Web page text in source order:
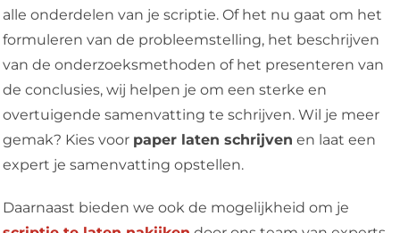
alle onderdelen van je scriptie. Of het nu gaat om het
formuleren van de probleemstelling, het beschrijven
van de onderzoeksmethoden of het presenteren van
de conclusies, wij helpen je om een sterke en
overtuigende samenvatting te schrijven. Wil je meer
gemak? Kies voor paper laten schrijven en laat een
expert je samenvatting opstellen.
Daarnaast bieden we ook de mogelijkheid om je